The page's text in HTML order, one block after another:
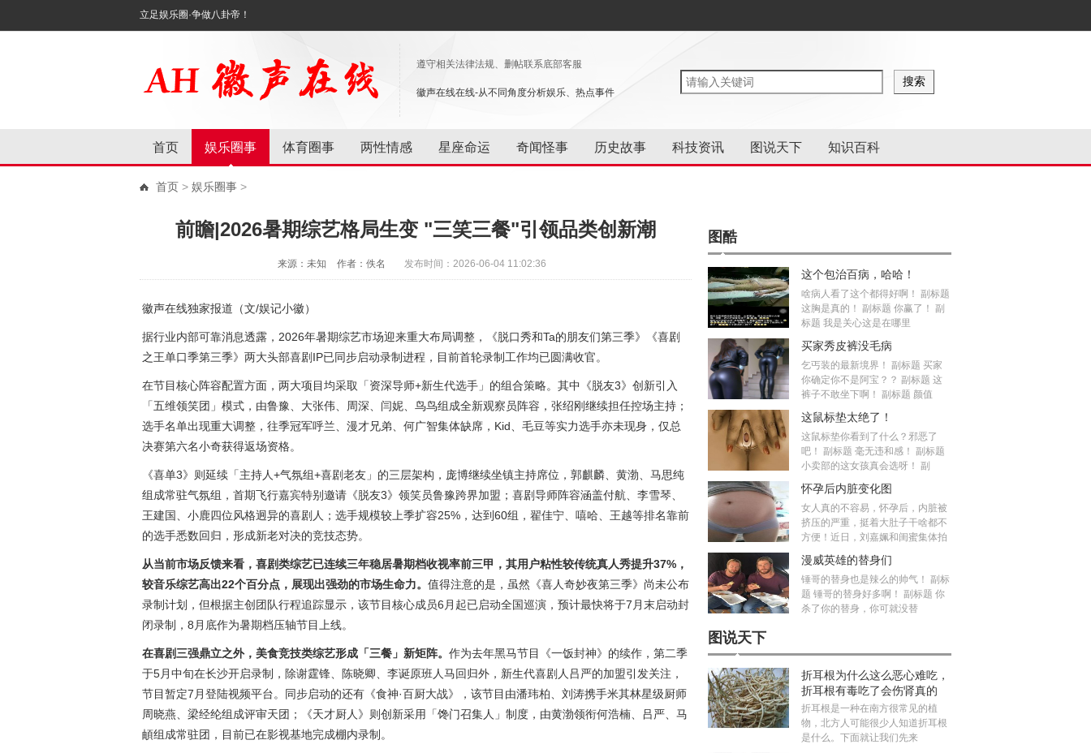
立足娱乐圈·争做八卦帝！
遵守相关法律法规、删帖联系底部客服
徽声在线在线-从不同角度分析娱乐、热点事件
首页 娱乐圈事 体育圈事 两性情感 星座命运 奇闻怪事 历史故事 科技资讯 图说天下 知识百科
首页 > 娱乐圈事 >
前瞻|2026暑期综艺格局生变 "三笑三餐"引领品类创新潮
来源：未知 作者：佚名 发布时间：2026-06-04 11:02:36
徽声在线独家报道（文/娱记小徽）
据行业内部可靠消息透露，2026年暑期综艺市场迎来重大布局调整，《脱口秀和Ta的朋友们第三季》《喜剧
之王单口季第三季》两大头部喜剧IP已同步启动录制进程，目前首轮录制工作均已圆满收官。
在节目核心阵容配置方面，两大项目均采取「资深导师+新生代选手」的组合策略。其中《脱友3》创新引入
「五维领笑团」模式，由鲁豫、大张伟、周深、闫妮、鸟鸟组成全新观察员阵容，张绍刚继续担任控场主持；
选手名单出现重大调整，往季冠军呼兰、漫才兄弟、何广智集体缺席，Kid、毛豆等实力选手亦未现身，仅总
决赛第六名小奇获得返场资格。
《喜单3》则延续「主持人+气氛组+喜剧老友」的三层架构，庞博继续坐镇主持席位，郭麒麟、黄渤、马思纯
组成常驻气氛组，首期飞行嘉宾特别邀请《脱友3》领笑员鲁豫跨界加盟；喜剧导师阵容涵盖付航、李雪琴、
王建国、小鹿四位风格迥异的喜剧人；选手规模较上季扩容25%，达到60组，翟佳宁、嘻哈、王越等排名靠前
的选手悉数回归，形成新老对决的竞技态势。
从当前市场反馈来看，喜剧类综艺已连续三年稳居暑期档收视率前三甲，其用户粘性较传统真人秀提升37%，
较音乐综艺高出22个百分点，展现出强劲的市场生命力。 值得注意的是，虽然《喜人奇妙夜第三季》尚未公布
录制计划，但根据主创团队行程追踪显示，该节目核心成员6月起已启动全国巡演，预计最快将于7月末启动封
闭录制，8月底作为暑期档压轴节目上线。
在喜剧三强鼎立之外，美食竞技类综艺形成「三餐」新矩阵。 作为去年黑马节目《一饭封神》的续作，第二季
于5月中旬在长沙开启录制，除谢霆锋、陈晓卿、李诞原班人马回归外，新生代喜剧人吕严的加盟引发关注，
节目暂定7月登陆视频平台。同步启动的还有《食神·百厨大战》，该节目由潘玮柏、刘涛携手米其林星级厨师
周晓燕、梁经纶组成评审天团；《天才厨人》则创新采用「馋门召集人」制度，由黄渤领衔何浩楠、吕严、马
頔组成常驻团，目前已在影视基地完成棚内录制。
图酷
这个包治百病，哈哈！
啥病人看了这个都得好啊！ 副标题
这胸是真的！ 副标题 你赢了！ 副
标题 我是关心这是在哪里
买家秀皮裤没毛病
乞丐装的最新境界！ 副标题 买家
你确定你不是阿宝？？ 副标题 这
裤子不敢坐下啊！ 副标题 颜值
这鼠标垫太绝了！
这鼠标垫你看到了什么？邪恶了
吧！ 副标题 毫无违和感！ 副标题
小卖部的这女孩真会选呀！ 副
怀孕后内脏变化图
女人真的不容易，怀孕后，内脏被
挤压的严重，挺着大肚子干啥都不
方便！近日，刘嘉姵和闺蜜集体拍
漫威英雄的替身们
锤哥的替身也是辣么的帅气！ 副标
题 锤哥的替身好多啊！ 副标题 你
杀了你的替身，你可就没替
图说天下
折耳根为什么这么恶心难吃，
折耳根有毒吃了会伤肾真的
吗？
折耳根是一种在南方很常见的植
物，北方人可能很少人知道折耳根
是什么。下面就让我们先来